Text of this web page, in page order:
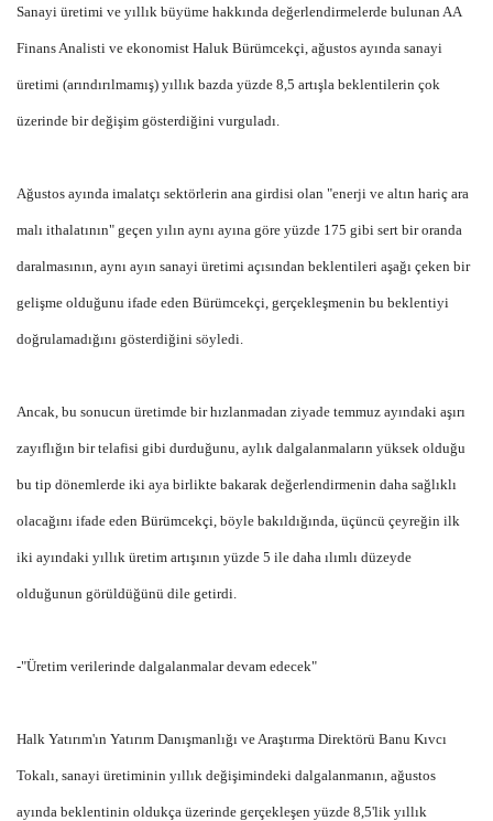
Sanayi üretimi ve yıllık büyüme hakkında değerlendirmelerde bulunan AA
Finans Analisti ve ekonomist Haluk Bürümcekçi, ağustos ayında sanayi
üretimi (arındırılmamış) yıllık bazda yüzde 8,5 artışla beklentilerin çok
üzerinde bir değişim gösterdiğini vurguladı.
Ağustos ayında imalatçı sektörlerin ana girdisi olan "enerji ve altın hariç ara
malı ithalatının" geçen yılın aynı ayına göre yüzde 175 gibi sert bir oranda
daralmasının, aynı ayın sanayi üretimi açısından beklentileri aşağı çeken bir
gelişme olduğunu ifade eden Bürümcekçi, gerçekleşmenin bu beklentiyi
doğrulamadığını gösterdiğini söyledi.
Ancak, bu sonucun üretimde bir hızlanmadan ziyade temmuz ayındaki aşırı
zayıflığın bir telafisi gibi durduğunu, aylık dalgalanmaların yüksek olduğu
bu tip dönemlerde iki aya birlikte bakarak değerlendirmenin daha sağlıklı
olacağını ifade eden Bürümcekçi, böyle bakıldığında, üçüncü çeyreğin ilk
iki ayındaki yıllık üretim artışının yüzde 5 ile daha ılımlı düzeyde
olduğunun görüldüğünü dile getirdi.
-"Üretim verilerinde dalgalanmalar devam edecek"
Halk Yatırım'ın Yatırım Danışmanlığı ve Araştırma Direktörü Banu Kıvcı
Tokalı, sanayi üretiminin yıllık değişimindeki dalgalanmanın, ağustos
ayında beklentinin oldukça üzerinde gerçekleşen yüzde 8,5'lik yıllık